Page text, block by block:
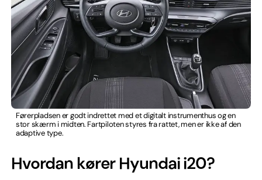
Førerpladsen er godt indrettet med et digitalt instrumenthus og en
stor skærm i midten. Fartpiloten styres fra rattet, men er ikke af den
adaptive type.
Hvordan kører Hyundai i20?